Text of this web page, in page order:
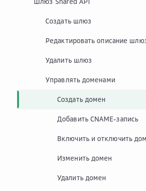
Создать шлюз
Редактировать описание
Удалить шлюз
Управлять доменами
Создать домен
Добавить CNAME-запись
Включить и отключить
Изменить домен
Удалить домен